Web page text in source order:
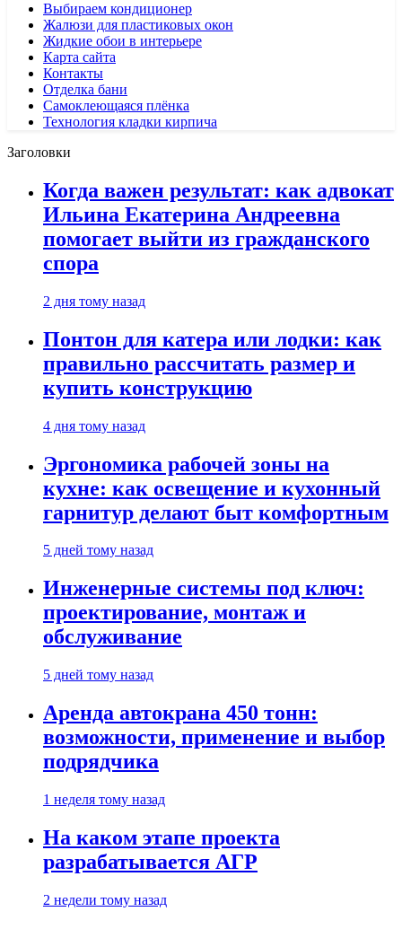
Выбираем кондиционер
Жалюзи для пластиковых окон
Жидкие обои в интерьере
Карта сайта
Контакты
Отделка бани
Самоклеющаяся плёнка
Технология кладки кирпича
Заголовки
Когда важен результат: как адвокат
Ильина Екатерина Андреевна
помогает выйти из гражданского
спора
2 дня тому назад
Понтон для катера или лодки: как
правильно рассчитать размер и
купить конструкцию
4 дня тому назад
Эргономика рабочей зоны на
кухне: как освещение и кухонный
гарнитур делают быт комфортным
5 дней тому назад
Инженерные системы под ключ:
проектирование, монтаж и
обслуживание
5 дней тому назад
Аренда автокрана 450 тонн:
возможности, применение и выбор
подрядчика
1 неделя тому назад
На каком этапе проекта
разрабатывается АГР
2 недели тому назад